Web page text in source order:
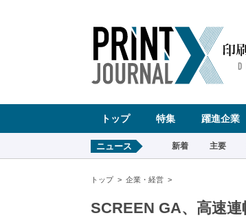
ア
ゲ
ン
トップ 特集 躍進企業
ニュース 新着 主要
トップ 企業・経営
SCREEN GA、高速